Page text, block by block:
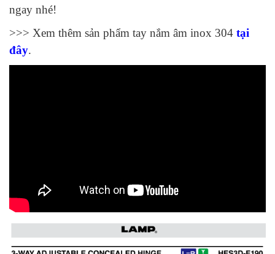
ngay nhé!
>>> Xem thêm sản phẩm tay nắm âm inox 304 tại
đây.